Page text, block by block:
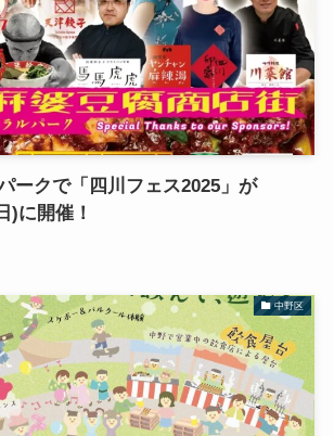
ークで「四川フェス2025」が
)に開催！
中野区